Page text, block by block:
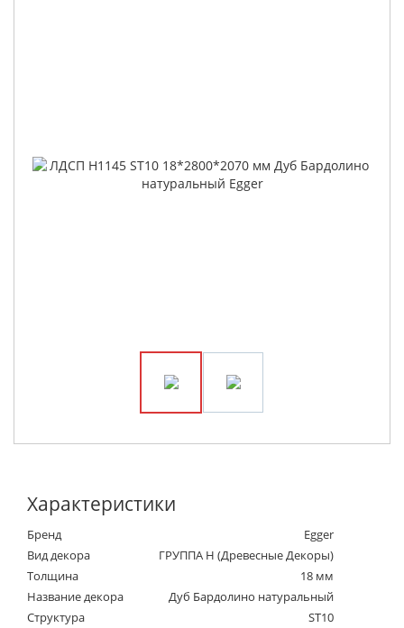
Характеристики
Бренд
Egger
Вид декора
ГРУППА Н (Древесные Декоры)
Толщина
18 мм
Название декора
Дуб Бардолино натуральный
Структура
ST10